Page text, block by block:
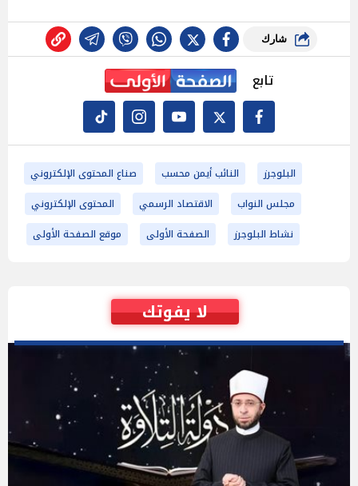
شارك
تابع
البلوجرز النائب أيمن محسب
صناع المحتوى الإلكتروني
مجلس النواب
الاقتصاد الرسمي
المحتوى الإلكتروني
نشاط البلوجرز
الصفحة الأولى موقع الصفحة الأولى
لا يفوتك